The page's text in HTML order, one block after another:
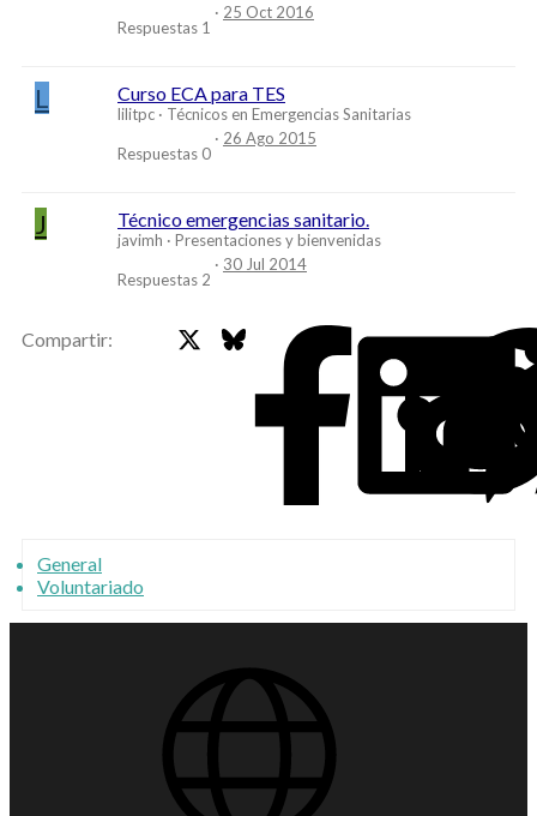
Respuestas 1
25 Oct 2016
L Curso ECA para TES
lilitpc Técnicos en Emergencias Sanitarias
Respuestas 0
26 Ago 2015
J Técnico emergencias sanitario.
javimh Presentaciones y bienvenidas
Respuestas 2
30 Jul 2014
Compartir: Bluesky
General
Voluntariado